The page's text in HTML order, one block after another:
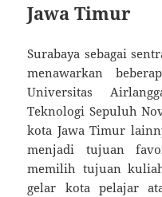
Jawa Timur
Surabaya sebagai
menawarkan
Universitas
Teknologi Sepuluh
kota Jawa Timur
menjadi tujuan
memilih tujuan
gelar kota pelajar